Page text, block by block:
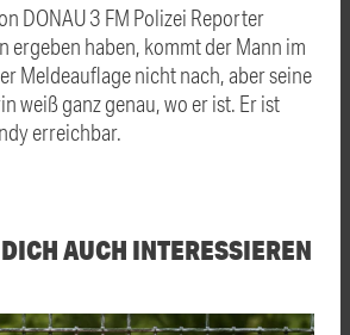
DONAU 3 FM Polizei Reporter
ergeben haben, kommt der Mann im
Meldeauflage nicht nach, aber seine
weiß ganz genau, wo er ist. Er ist
erreichbar.
AUCH INTERESSIEREN